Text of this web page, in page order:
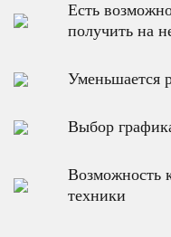
Есть
получить на
Уменьшается
Выбор
Возможность
техники